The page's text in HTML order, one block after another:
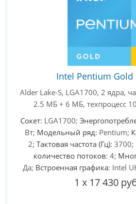
Intel Pentium Gold
Alder Lake-S, LGA1700, 2 ядра,
2.5 МБ + 6 МБ, техпроцесс
Сокет: LGA1700;
Вт; Модельный ряд: Pentium;
2; Тактовая частота (Гц): 3700;
количество потоков: 4;
Да; Встроенная графика: Intel
1 x 17 430